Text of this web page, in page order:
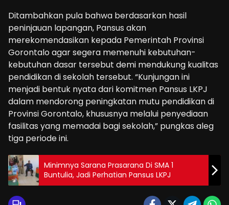
Ditambahkan pula bahwa berdasarkan hasil
peninjauan lapangan, Pansus akan
merekomendasikan kepada Pemerintah Provinsi
Gorontalo agar segera memenuhi kebutuhan-
kebutuhan dasar tersebut demi mendukung kualitas
pendidikan di sekolah tersebut. “Kunjungan ini
menjadi bentuk nyata dari komitmen Pansus LKPJ
dalam mendorong peningkatan mutu pendidikan di
Provinsi Gorontalo, khususnya melalui penyediaan
fasilitas yang memadai bagi sekolah,” pungkas aleg
tiga periode ini.
Minimnya Sarana Prasarana Di SMA 1
Buntulia, Jadi Perhatian Pansus LKPJ